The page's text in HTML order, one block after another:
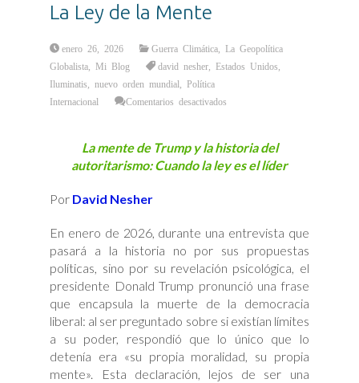
La Ley de la Mente
enero 26, 2026 Guerra Climática
La Geopolítica
Globalista
Mi Blog david nesher Estados Unidos
Iluminatis
,nuevo orden mundial
Política
Internacional
Comentarios desactivados
Mente
La mente de Trump y la historia del
autoritarismo: Cuando la ley es el líder
Por David Nesher
En enero de 2026, durante una entrevista que
pasará a la historia no por sus propuestas
políticas, sino por su revelación psicológica, el
presidente Donald Trump pronunció una frase
que encapsula la muerte de la democracia
liberal: al ser preguntado sobre si existían límites
a su poder, respondió que lo único que lo
detenía era «su propia moralidad, su propia
mente». Esta declaración, lejos de ser una